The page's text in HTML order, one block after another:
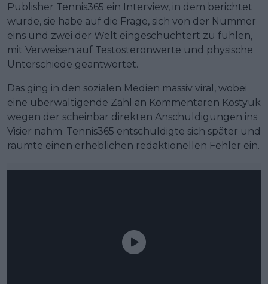
Publisher Tennis365 ein Interview, in dem berichtet
wurde, sie habe auf die Frage, sich von der Nummer
eins und zwei der Welt eingeschüchtert zu fühlen,
mit Verweisen auf Testosteronwerte und physische
Unterschiede geantwortet.
Das ging in den sozialen Medien massiv viral, wobei
eine überwältigende Zahl an Kommentaren Kostyuk
wegen der scheinbar direkten Anschuldigungen ins
Visier nahm. Tennis365 entschuldigte sich später und
räumte einen erheblichen redaktionellen Fehler ein.